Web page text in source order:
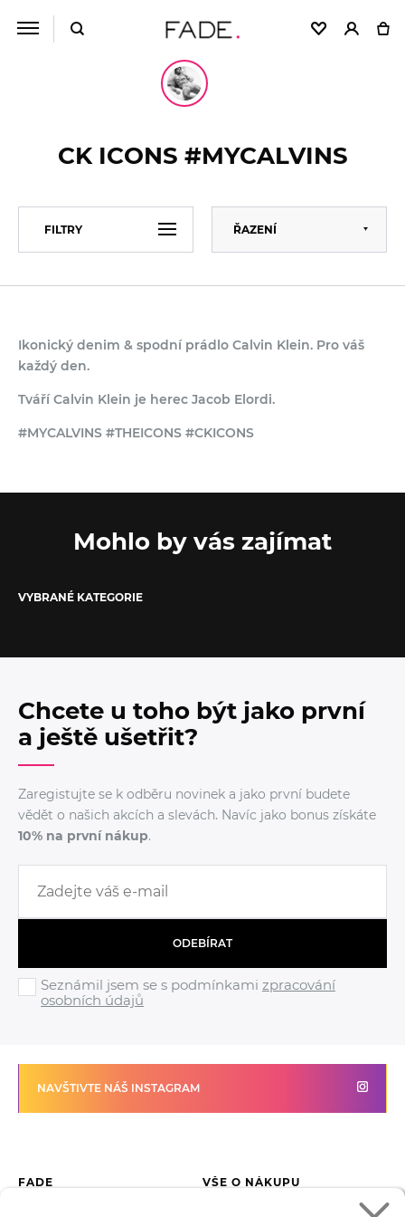
CK ICONS #MYCALVINS
FILTRY ŘAZENÍ
Výchozí
Abecedně
CENA
BARVA
Ikonický denim & spodní prádlo Calvin Klein. Pro váš
každý den.
Tváří Calvin Klein je herec Jacob Elordi.
#MYCALVINS #THEICONS #CKICONS
Mohlo by vás zajímat
VYBRANÉ KATEGORIE
Chcete u toho být jako první
a ještě ušetřit?
Zaregistujte se k odběru novinek a jako první budete
vědět o našich akcích a slevách. Navíc jako bonus získáte
10% na první nákup.
ODEBÍRAT
Seznámil jsem se s podmínkami zpracování
osobních údajů
NAVŠTIVTE NÁŠ INSTAGRAM
FADE
VŠE O NÁKUPU